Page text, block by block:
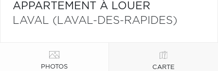
APPARTEMENT À LOUER
LAVAL (LAVAL-DES-RAPIDES)
PHOTOS CARTE